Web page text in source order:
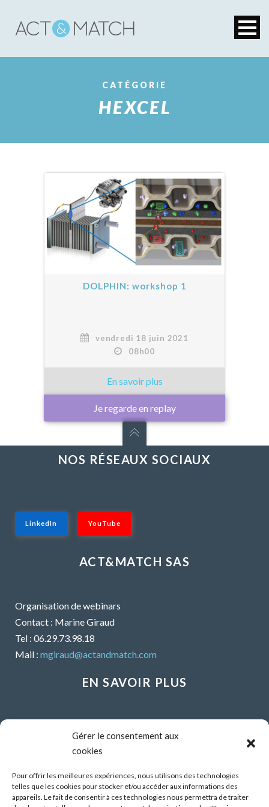
Gérer le consentement aux
cookies
Pour offrir les meilleures expériences, nous utilisons des technologies
telles que les cookies pour stocker et/ou accéder aux informations des
appareils. Le fait de consentir à ces technologies nous permettra de traiter
CATÉGORIE
HEXCEL
DOLPHIN: workshop 1
vendredi 18 juin 2021
08h00
Je regarde en replay
NOS RÉSEAUX SOCIAUX
LinkedIn YouTube
ACT&MATCH SAS
Organisation de webinars
Contact : Marine Giraud
Tel : 06.29.73.98.18
Mail : mgiraud@actandmatch.com
EN SAVOIR PLUS
Organiser un webinar
Mentions légales
CGU